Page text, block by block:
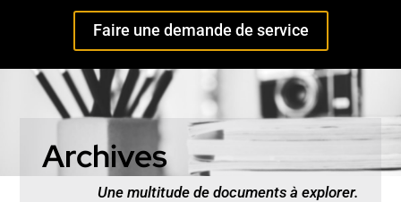
Faire une demande de service
Archives
Une multitude de documents à explorer.